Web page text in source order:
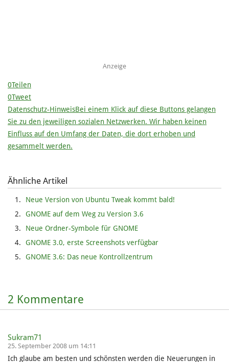
Anzeige
0Teilen
0Tweet
Datenschutz-HinweisBei einem Klick auf diese Buttons gelangen
Sie zu den jeweiligen sozialen Netzwerken. Wir haben keinen
Einfluss auf den Umfang der Daten, die dort erhoben und
gesammelt werden.
Ähnliche Artikel
Neue Version von Ubuntu Tweak kommt bald!
GNOME auf dem Weg zu Version 3.6
Neue Ordner-Symbole für GNOME
GNOME 3.0, erste Screenshots verfügbar
GNOME 3.6: Das neue Kontrollzentrum
2 Kommentare
Sukram71
25. September 2008 um 14:11
Ich glaube am besten und schönsten werden die Neuerungen in